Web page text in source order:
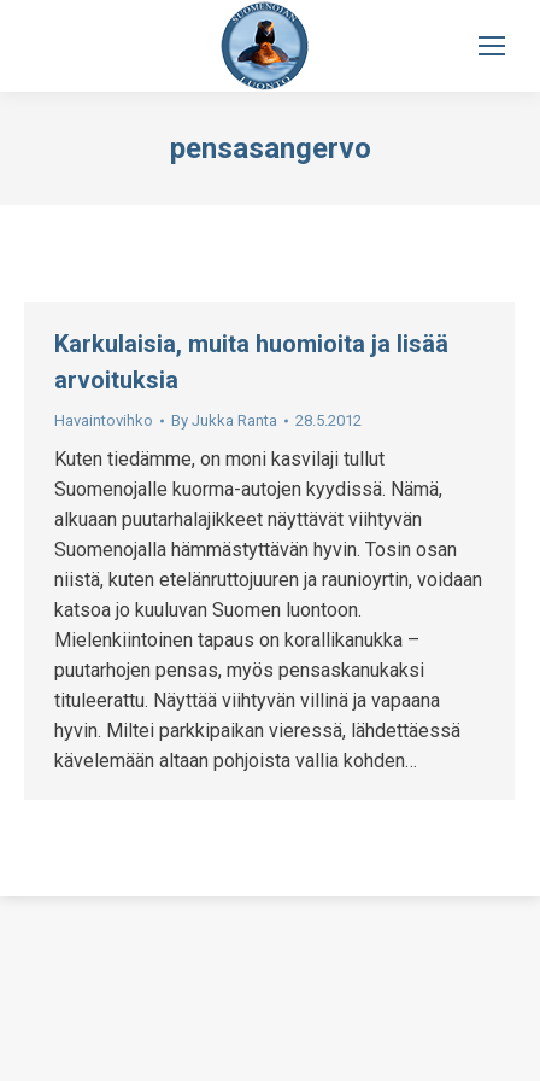
pensasangervo
Karkulaisia, muita huomioita ja lisää
arvoituksia
Havaintovihko By Jukka Ranta 28.5.2012
Kuten tiedämme, on moni kasvilaji tullut
Suomenojalle kuorma-autojen kyydissä. Nämä,
alkuaan puutarhalajikkeet näyttävät viihtyvän
Suomenojalla hämmästyttävän hyvin. Tosin osan
niistä, kuten etelänruttojuuren ja raunioyrtin, voidaan
katsoa jo kuuluvan Suomen luontoon.
Mielenkiintoinen tapaus on korallikanukka –
puutarhojen pensas, myös pensaskanukaksi
tituleerattu. Näyttää viihtyvän villinä ja vapaana
hyvin. Miltei parkkipaikan vieressä, lähdettäessä
kävelemään altaan pohjoista vallia kohden…